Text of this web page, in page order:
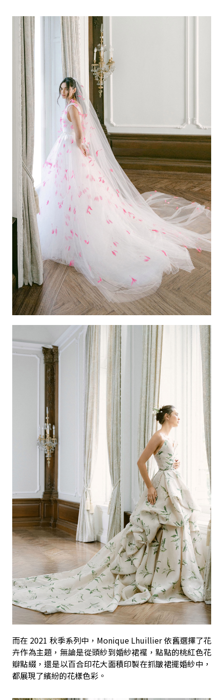
而在 2021 秋季系列中，Monique Lhuillier 依舊選擇了花
卉作為主題，無論是從頭紗到婚紗裙襬，點點的桃紅色花
瓣點綴，還是以百合印花大面積印製在抓皺裙擺婚紗中，
都展現了繽紛的花樣色彩。